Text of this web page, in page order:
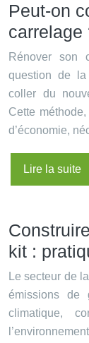
Peut-on
carrelage
Rénover son
question de la
coller du
Cette
d’économie,
Lire la suite
kit :
Le secteur de
émissions de
climatique,